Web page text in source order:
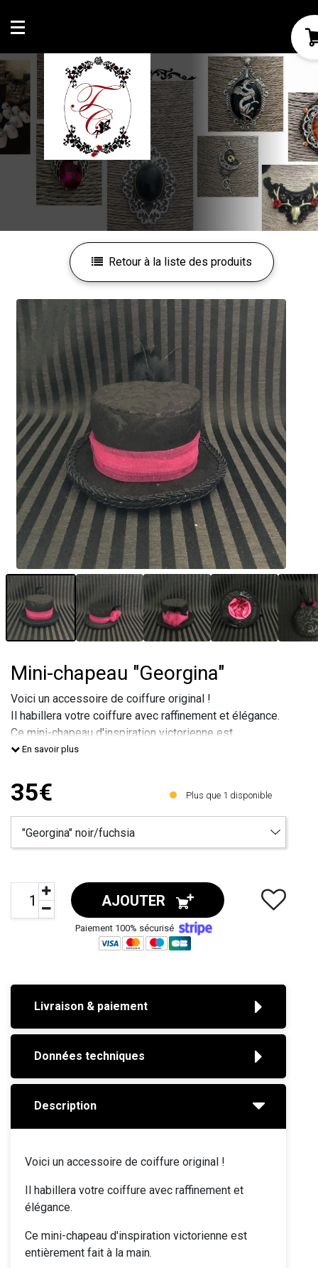
Mon compte
Mes favoris
Retour à la liste des produits
Mini-chapeau "Georgina"
Voici un accessoire de coiffure original !
Il habillera votre coiffure avec raffinement et élégance.
Ce mini-chapeau d'inspiration victorienne est
entièrement fait à la main.
grâce à ses deux pinces crocodiles.
Diamètre : environ 13cm.
Hauteur : environ 3,5cm.
Personnalisation possible sur si
En savoir plus
35€ Plus que 1 disponible
AJOUTER
Paiement 100% sécurisé
Livraison & paiement
Données techniques
Description
Voici un accessoire de coiffure original !
Il habillera votre coiffure avec raffinement et
élégance.
Ce mini-chapeau d'inspiration victorienne est
entièrement fait à la main.